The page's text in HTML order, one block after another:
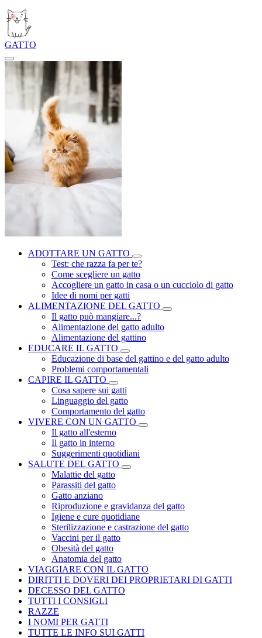
GATTO
ADOTTARE UN GATTO
Test: che razza fa per te?
Come scegliere un gatto
Accogliere un gatto in casa o un cucciolo di gatto
Idee di nomi per gatti
ALIMENTAZIONE DEL GATTO
Il gatto può mangiare...?
Alimentazione del gatto adulto
Alimentazione del gattino
EDUCARE IL GATTO
Educazione di base del gattino e del gatto adulto
Problemi comportamentali
CAPIRE IL GATTO
Cosa sapere sui gatti
Linguaggio del gatto
Comportamento del gatto
VIVERE CON UN GATTO
Il gatto all'esterno
Il gatto in interno
Suggerimenti quotidiani
SALUTE DEL GATTO
Malattie del gatto
Parassiti del gatto
Gatto anziano
Riproduzione e gravidanza del gatto
Igiene e cure quotidiane
Sterilizzazione e castrazione del gatto
Vaccini per il gatto
Obesità del gatto
Anatomia del gatto
VIAGGIARE CON IL GATTO
DIRITTI E DOVERI DEI PROPRIETARI DI GATTI
DECESSO DEL GATTO
TUTTI I CONSIGLI
RAZZE
I NOMI PER GATTI
TUTTE LE INFO SUI GATTI